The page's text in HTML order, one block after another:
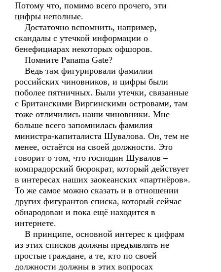
Потому что, помимо всего прочего, эти
цифры неполные.
Достаточно вспомнить, например,
скандалы с утечкой информации о
бенефициарах некоторых офшоров.
Помните Panama Gate?
Ведь там фигурировали фамилии
российских чиновников, и цифры были
поболее пятничных. Были утечки, связанные
с Британскими Виргинскими островами, там
тоже отличились наши чиновники. Мне
больше всего запомнилась фамилия
министра-капиталиста Шувалова. Он, тем не
менее, остаётся на своей должности. Это
говорит о том, что господин Шувалов –
компрадорский бюрократ, который действует
в интересах наших заокеанских «партнёров».
То же самое можно сказать и в отношении
других фигурантов списка, который сейчас
обнародован и пока ещё находится в
интернете.
В принципе, основной интерес к цифрам
из этих списков должны предъявлять не
простые граждане, а те, кто по своей
должности должны в этих вопросах